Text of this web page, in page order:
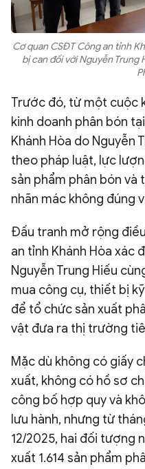
Cơ quan CSĐT Công an tỉnh
bị can đối với Nguyễn Trung
Trước đó, từ một cuộc
kinh doanh phân bón
Khánh Hòa do Nguyễn
theo pháp luật, lực
sản phẩm phân bón và
nhãn mác không đúng
Đấu tranh mở rộng
an tỉnh Khánh Hòa xác
Nguyễn Trung Hiếu
mua công cụ, thiết bị
để tổ chức sản xuất
vật đưa ra thị trường
Mặc dù không có giấy
xuất, không có hồ sơ
công bố hợp quy và
lưu hành, nhưng từ
12/2025, hai đối tượng
xuất 1.614 sản phẩm